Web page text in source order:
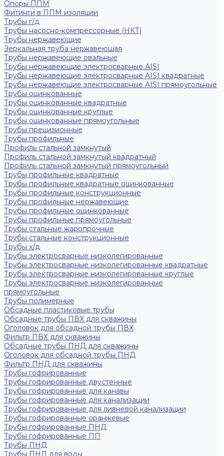
Опоры ППМ
Фитинги в ППМ изоляции
Трубы г/д
Трубы насосно-компрессорные (НКТ)
Трубы нержавеющие
Зеркальная труба нержавеющая
Трубы нержавеющие овальные
Трубы нержавеющие электросварные AISI
Трубы нержавеющие электросварные AISI квадратные
Трубы нержавеющие электросварные AISI прямоугольные
Трубы оцинкованные
Трубы оцинкованные квадратные
Трубы оцинкованные круглые
Трубы оцинкованные прямоугольные
Трубы прецизионные
Трубы профильные
Профиль стальной замкнутый
Профиль стальной замкнутый квадратный
Профиль стальной замкнутый прямоугольный
Трубы профильные квадратные
Трубы профильные квадратные оцинкованные
Трубы профильные конструкционные
Трубы профильные нержавеющие
Трубы профильные оцинкованные
Трубы профильные прямоугольные
Трубы стальные жаропрочные
Трубы стальные конструкционные
Трубы х/д
Трубы электросварные низколегированные
Трубы электросварные низколегированные квадратные
Трубы электросварные низколегированные круглые
Трубы электросварные низколегированные
прямоугольные
Трубы полимерные
Обсадные пластиковые трубы
Обсадные трубы ПВХ для скважины
Оголовок для обсадной трубы ПВХ
Фильтр ПВХ для скважины
Обсадные трубы ПНД для скважины
Оголовок для обсадной трубы ПНД
Фильтр ПНД для скважины
Трубы гофрированные
Трубы гофрированные двустенные
Трубы гофрированные для канавы
Трубы гофрированные для канализации
Трубы гофрированные для ливневой канализации
Трубы гофрированные оранжевые
Трубы гофрированные ПНД
Трубы гофрированные ПП
Трубы ПНД
Трубы ПНД для воды